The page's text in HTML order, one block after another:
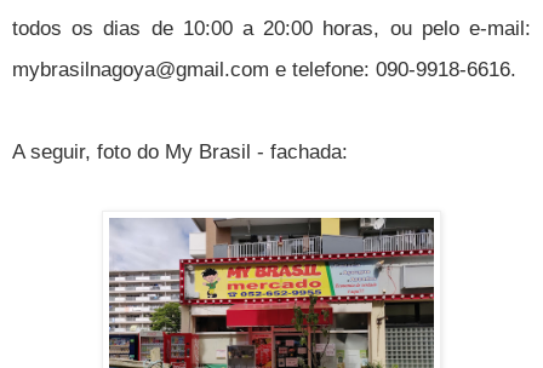
todos os dias de 10:00 a 20:00 horas, ou pelo e-mail:
mybrasilnagoya@gmail.com e telefone: 090-9918-6616.
A seguir, foto do My Brasil - fachada: